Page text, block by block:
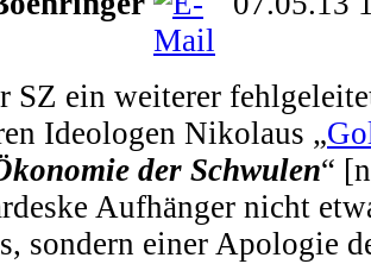
SZ ein weiterer
Ideologen Nikolaus „
der Schwulen“
Aufhänger nicht
sondern einer Apologie